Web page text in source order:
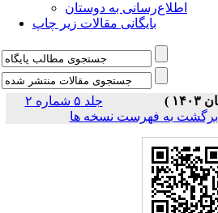
اطلاع‌رسانی به دوستان
بایگانی مقالات زیر چاپ
جلد ۵ شماره ۲
برگشت به فهرست نسخه ها